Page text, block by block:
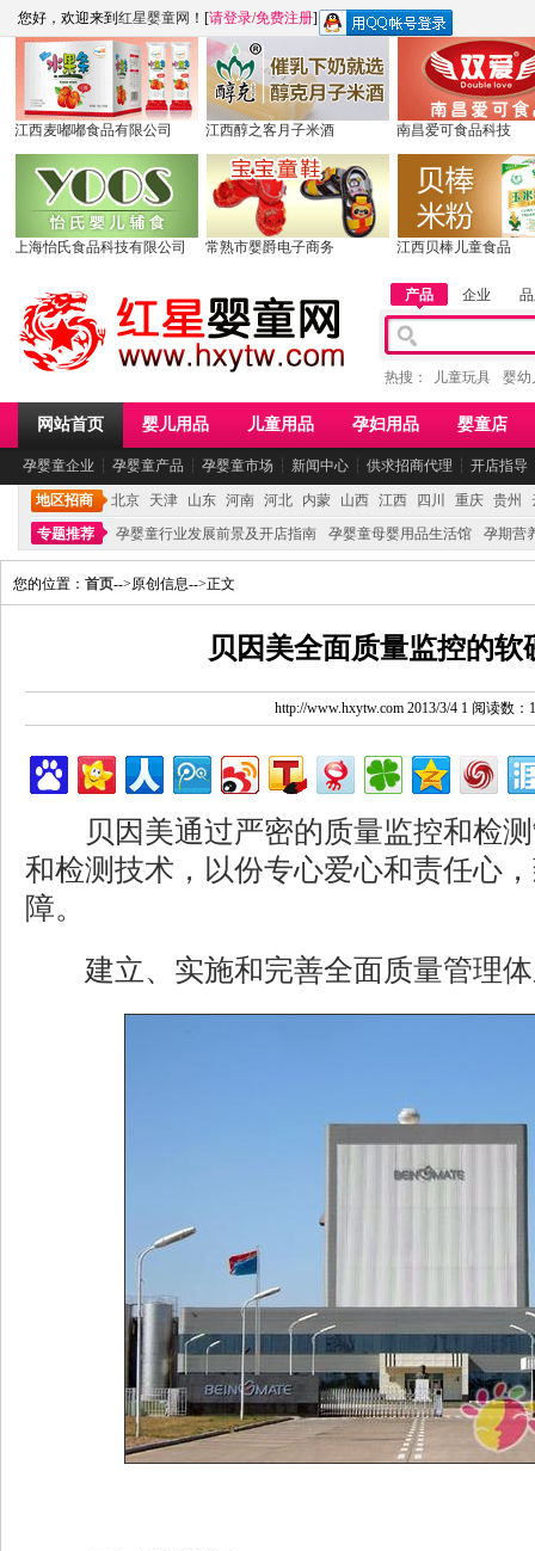
您好，欢迎来到 红星婴童网 ！[请登录/免费注册]
江西麦嘟嘟食品有限公司 江西醇之客月子米酒 南昌爱可食品科技
上海怡氏食品科技有限公司 常熟市婴爵电子商务 江西贝棒儿童食品
产品 企业
热搜： 儿童玩具 婴幼
网站首页 婴儿用品 儿童用品 孕妇用品 婴童店
孕婴童企业 ┆ 孕婴童产品 ┆ 孕婴童市场 ┆ 新闻中心 ┆ 供求招商代理 ┆ 开店指导
地区招商 北京 天津 山东 河南 河北 内蒙 山西 江西 四川 重庆 贵州
专题推荐
孕婴童行业发展前景及开店指南 孕婴童母婴用品生活馆 孕期营
您的位置： 首页-->原创信息-->正文
贝因美全面质量监控的软
http://www.hxytw.com 2013/3/4 1 阅读数：
贝因美通过严密的质量监控和检测
和检测技术，以份专心爱心和责任心
障。
建立、实施和完善全面质量管理